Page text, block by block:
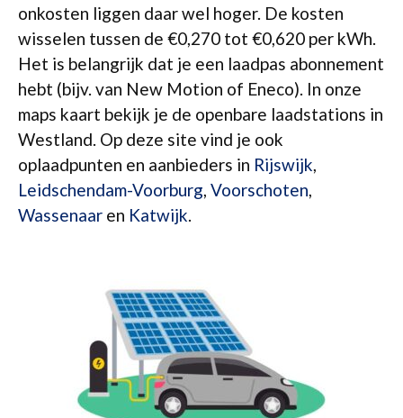
onkosten liggen daar wel hoger. De kosten
wisselen tussen de €0,270 tot €0,620 per kWh.
Het is belangrijk dat je een laadpas abonnement
hebt (bijv. van New Motion of Eneco). In onze
maps kaart bekijk je de openbare laadstations in
Westland. Op deze site vind je ook
oplaadpunten en aanbieders in Rijswijk,
Leidschendam-Voorburg, Voorschoten,
Wassenaar en Katwijk.